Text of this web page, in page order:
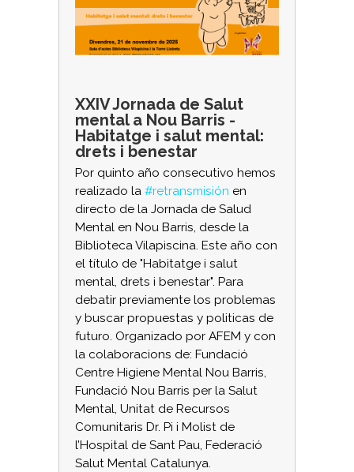
XXIV Jornada de Salut
mental a Nou Barris -
Habitatge i salut mental:
drets i benestar
Por quinto año consecutivo hemos
realizado la #retransmisión en
directo de la Jornada de Salud
Mental en Nou Barris, desde la
Biblioteca Vilapiscina. Este año con
el título de "Habitatge i salut
mental, drets i benestar". Para
debatir previamente los problemas
y buscar propuestas y politicas de
futuro. Organizado por AFEM y con
la colaboracions de: Fundació
Centre Higiene Mental Nou Barris,
Fundació Nou Barris per la Salut
Mental, Unitat de Recursos
Comunitaris Dr. Pi i Molist de
l’Hospital de Sant Pau, Federació
Salut Mental Catalunya.